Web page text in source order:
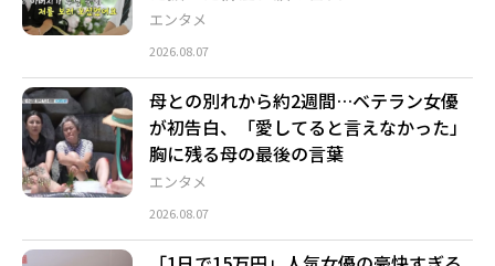
エンタメ
2026.08.07
エンタメ
母との別れから約2週間…ベテラン女優
が初告白、「愛してると言えなかった」
胸に残る母の最後の言葉
2026.08.07